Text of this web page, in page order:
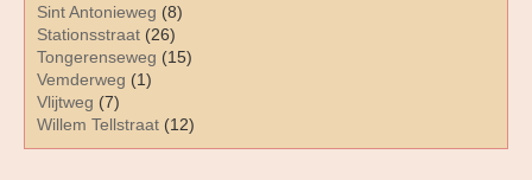
Sint Antonieweg (8)
Stationsstraat (26)
Tongerenseweg (15)
Vemderweg (1)
Vlijtweg (7)
Willem Tellstraat (12)